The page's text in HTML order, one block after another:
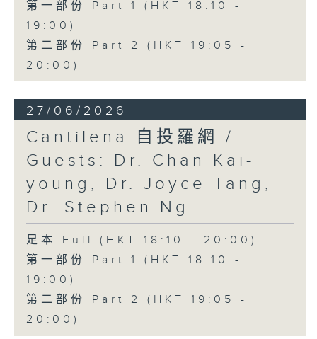
第一部份 Part 1 (HKT 18:10 -
19:00)
第二部份 Part 2 (HKT 19:05 -
20:00)
27/06/2026
Cantilena 自投羅網 /
Guests: Dr. Chan Kai-
young, Dr. Joyce Tang,
Dr. Stephen Ng
足本 Full (HKT 18:10 - 20:00)
第一部份 Part 1 (HKT 18:10 -
19:00)
第二部份 Part 2 (HKT 19:05 -
20:00)